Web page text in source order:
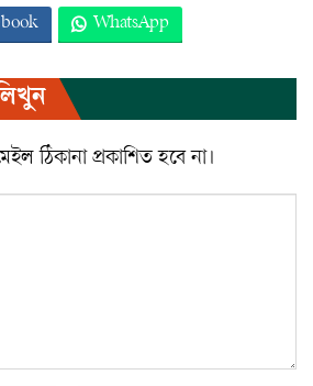
WhatsApp
ঠিকানা প্রকাশিত হবে না।